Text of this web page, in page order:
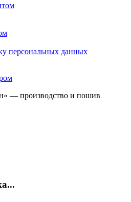
персональных данных
— производство и пошив